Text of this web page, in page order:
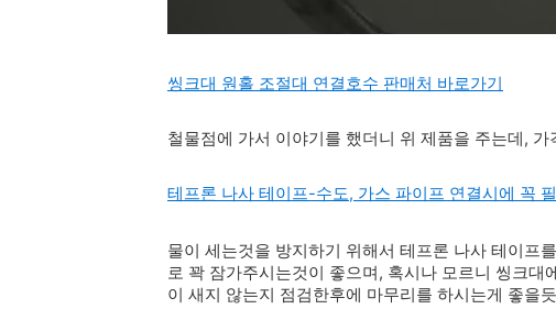
씽크대 원홀 조절대 연결호수 판매처 바로가기
철물점에 가서 이야기를 했더니 위 제품을 주는데,
테프론 나사 테이프-수도, 가스 파이프 연결시에 꼭
물이 세는것을 방지하기 위해서 테프론 나사 테이프
로 꽉 잠가주시는것이 좋으며, 혹시나 모르니 씽크
이 새지 않는지 점검한후에 마무리를 하시는게 좋을